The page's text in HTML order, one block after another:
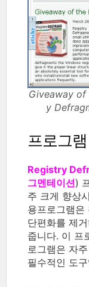
Giveaway of
y
프로그
Registry
그멘테이션)
주 크게 향상
용프로그램은
단편화를 제
줍니다. 이 프
로그램은 자
필수적인 도